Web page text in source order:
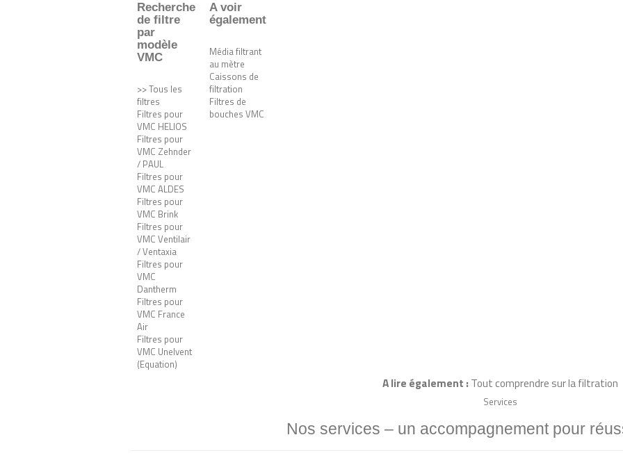
Recherche
de filtre
par
modèle
VMC
>> Tous les
filtres
Filtres pour
VMC HELIOS
Filtres pour
VMC Zehnder
/ PAUL
Filtres pour
VMC ALDES
Filtres pour
VMC Brink
Filtres pour
VMC Ventilair
/ Ventaxia
Filtres pour
VMC
Dantherm
Filtres pour
VMC France
Air
Filtres pour
VMC Unelvent
(Equation)
A voir
également
Média filtrant
au mètre
Caissons de
filtration
Filtres de
bouches VMC
A lire également : Tout comprendre sur la filtration
Services
Nos services – un accompagnement pour